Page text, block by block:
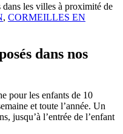
dans les villes à proximité de
, CORMEILLES EN
dans nos
pour les enfants de 10
et toute l’année. Un
jusqu’à l’entrée de l’enfant